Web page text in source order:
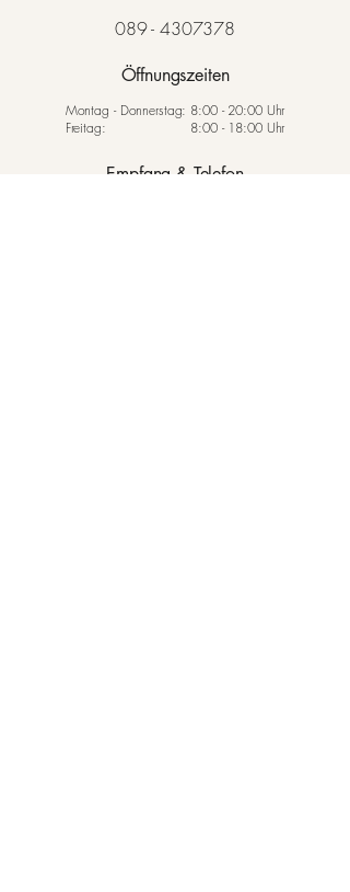
089 - 4307378
Öffnungszeiten
Montag - Donnerstag: 8:00 - 20:00 Uhr
Freitag: 8:00 - 18:00 Uhr
Empfang & Telefon